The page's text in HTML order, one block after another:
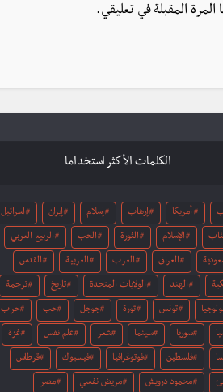
المقبلة في تعليقي.
الكلمات الأكثر استخداما
أمريكا إرهاب إسلام إيران اسرائيل
الإسلام الثورة الحب الربيع العربي
العراق العرب العربية القدس
الهند الولايات المتحدة تاريخ ترجمة
تونس ثورة جوجل حب حرب
سوريا سينما شعر علم نفس غزة
فلسطين فوتوغرافيا فيسبوك قرطاس
محمود درويش مريض نفسي مصر